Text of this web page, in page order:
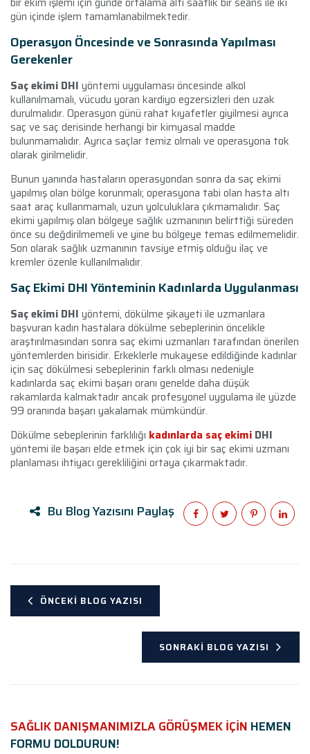
gün içinde işlem tamamlanabilmektedir.
Operasyon Öncesinde ve Sonrasında Yapılması
Gerekenler
Saç ekimi DHI yöntemi uygulaması öncesinde alkol
kullanılmamalı, vücudu yoran kardiyo egzersizleri den uzak
durulmalıdır. Operasyon günü rahat kıyafetler giyilmesi ayrıca
saç ve saç derisinde herhangi bir kimyasal madde
bulunmamalıdır. Ayrıca saçlar temiz olmalı ve operasyona tok
olarak girilmelidir.
Bunun yanında hastaların operasyondan sonra da saç ekimi
yapılmış olan bölge korunmalı; operasyona tabi olan hasta altı
saat araç kullanmamalı, uzun yolculuklara çıkmamalıdır. Saç
ekimi yapılmış olan bölgeye sağlık uzmanının belirttiği süreden
önce su değdirilmemeli ve yine bu bölgeye temas edilmemelidir.
Son olarak sağlık uzmanının tavsiye etmiş olduğu ilaç ve
kremler özenle kullanılmalıdır.
Saç Ekimi DHI Yönteminin Kadınlarda Uygulanması
Saç ekimi DHI yöntemi, dökülme şikayeti ile uzmanlara
başvuran kadın hastalara dökülme sebeplerinin öncelikle
araştırılmasından sonra saç ekimi uzmanları tarafından önerilen
yöntemlerden birisidir. Erkeklerle mukayese edildiğinde kadınlar
için saç dökülmesi sebeplerinin farklı olması nedeniyle
kadınlarda saç ekimi başarı oranı genelde daha düşük
rakamlarda kalmaktadır ancak profesyonel uygulama ile yüzde
99 oranında başarı yakalamak mümkündür.
Dökülme sebeplerinin farklılığı kadınlarda saç ekimi DHI
yöntemi ile başarı elde etmek için çok iyi bir saç ekimi uzmanı
planlaması ihtiyacı gerekliliğini ortaya çıkarmaktadır.
Bu Blog Yazısını Paylaş
ÖNCEKI BLOG YAZISI
SONRAKI BLOG YAZISI
SAĞLIK DANIŞMANIMIZLA GÖRÜŞMEK İÇİN HEMEN
FORMU DOLDURUN!